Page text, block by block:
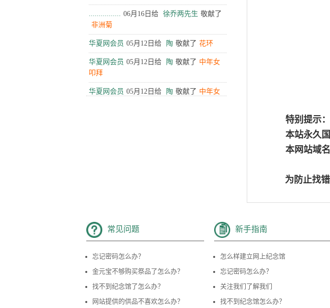
................ 06月16日给 徐乔两先生 敬献了
非洲菊
华夏网会员 05月12日给 陶 敬献了 花环
华夏网会员 05月12日给 陶 敬献了 中年女
叩拜
华夏网会员 05月12日给 陶 敬献了 中年女
叩拜
................ 06月16日给
敬献了
平安香
................ 06月16日给
敬献了
非洲菊
华夏网会员 05月12日给
特别提示：
本站永久
本网站域
字
为防止找错
常见问题
忘记密码怎么办？
金元宝不够购买祭品了怎么办？
找不到纪念馆了怎么办？
网站提供的供品不喜欢怎么办？
新手指南
怎么样建立网上纪念馆
忘记密码怎么办？
关注我们了解我们
找不到纪念馆怎么办？